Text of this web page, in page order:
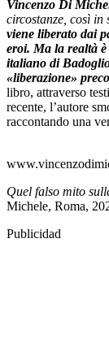
Vincenzo Di
circostanze, così in
viene liberato dai
eroi. Ma la realtà
italiano di
«liberazione»
libro, attraverso
recente, l’autore
raccontando una
Quel falso mito
Michele, Roma,
Publicidad